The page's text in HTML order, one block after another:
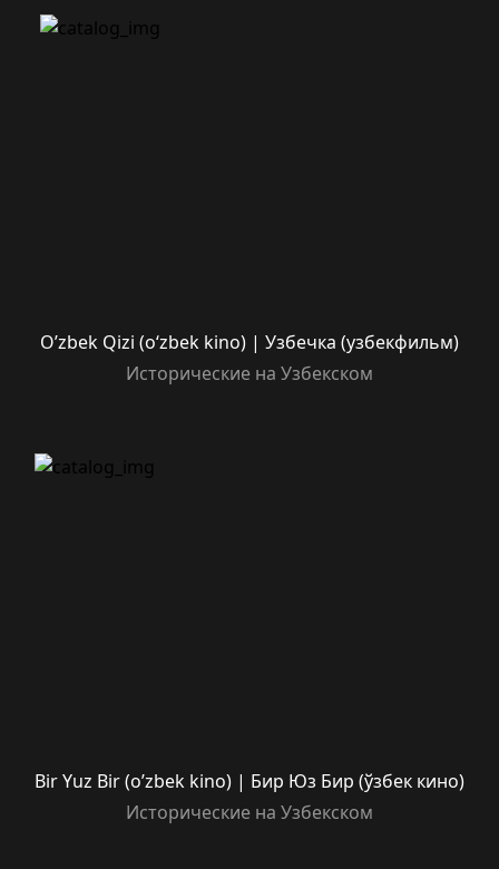
O’zbek Qizi (o‘zbek kino) | Узбечка (узбекфильм)
Исторические на Узбекском
Bir Yuz Bir (o’zbek kino) | Бир Юз Бир (ўзбек кино)
Исторические на Узбекском